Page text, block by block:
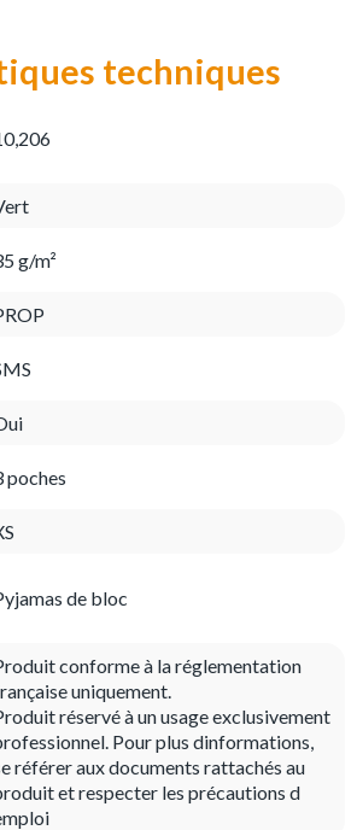
techniques
g/m²
poches
de bloc
conforme à la réglementation
uniquement.
réservé à un usage exclusivement
Pour plus dinformations,
référer aux documents rattachés au
et respecter les précautions d